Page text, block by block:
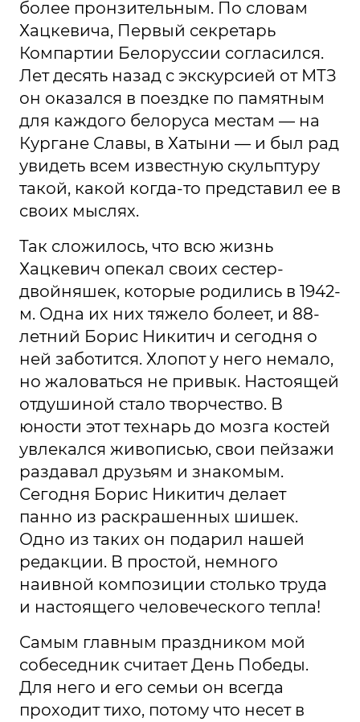
более пронзительным. По словам
Хацкевича, Первый секретарь
Компартии Белоруссии согласился.
Лет десять назад с экскурсией от МТЗ
он оказался в поездке по памятным
для каждого белоруса местам — на
Кургане Славы, в Хатыни — и был рад
увидеть всем известную скульптуру
такой, какой когда-то представил ее в
своих мыслях.
Так сложилось, что всю жизнь
Хацкевич опекал своих сестер-
двойняшек, которые родились в 1942-
м. Одна их них тяжело болеет, и 88-
летний Борис Никитич и сегодня о
ней заботится. Хлопот у него немало,
но жаловаться не привык. Настоящей
отдушиной стало творчество. В
юности этот технарь до мозга костей
увлекался живописью, свои пейзажи
раздавал друзьям и знакомым.
Сегодня Борис Никитич делает
панно из раскрашенных шишек.
Одно из таких он подарил нашей
редакции. В простой, немного
наивной композиции столько труда
и настоящего человеческого тепла!
Самым главным праздником мой
собеседник считает День Победы.
Для него и его семьи он всегда
проходит тихо, потому что несет в